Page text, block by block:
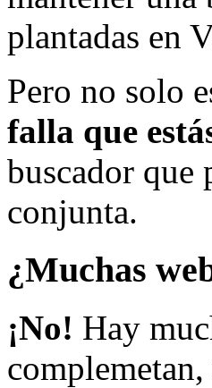
plantadas en
Pero no solo
falla que
buscador
conjunta.
¿Muchas
¡No! Hay